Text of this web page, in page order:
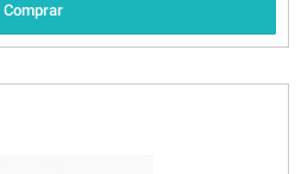
Comprar